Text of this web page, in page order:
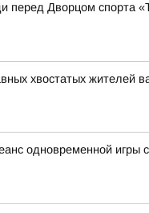
перед Дворцом
хвостатых жителей
одновременной